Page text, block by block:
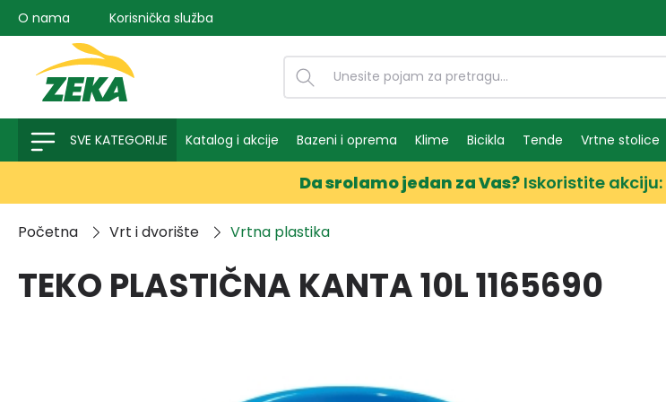
pretragu Preskoči na glavnu navigaciju
O nama Korisnička služba
SVE KATEGORIJE Katalog i akcije Bazeni i oprema Klime Bicikla Tende Vrtne stolice
Da srolamo jedan za Vas? Iskoristite akciju:
Početna Vrt i dvorište Vrtna plastika
TEKO PLASTIČNA KANTA 10L 1165690